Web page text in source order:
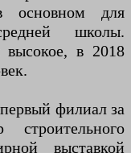
основном для
школы.
высокое, в 2018
филиал за
выставкой